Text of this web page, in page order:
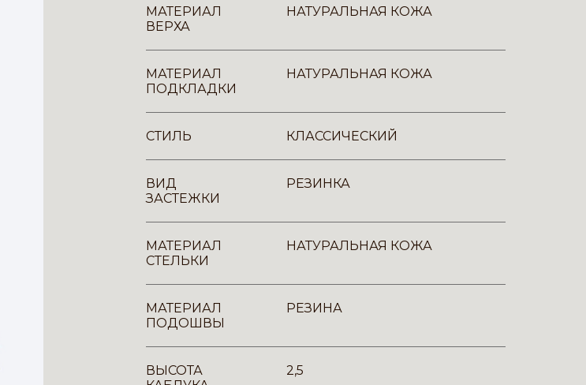
МАТЕРИАЛ
ВЕРХА
НАТУРАЛЬНАЯ КОЖА
МАТЕРИАЛ
ПОДКЛАДКИ
НАТУРАЛЬНАЯ КОЖА
СТИЛЬ КЛАССИЧЕСКИЙ
ВИД
ЗАСТЕЖКИ
РЕЗИНКА
МАТЕРИАЛ
СТЕЛЬКИ
НАТУРАЛЬНАЯ КОЖА
МАТЕРИАЛ
ПОДОШВЫ
РЕЗИНА
ВЫСОТА
2,5